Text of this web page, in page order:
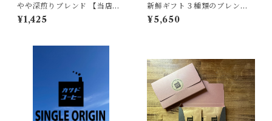
やや深煎りブレンド 【当店の
定番ブレンド,苦味,コク,甘味】
150g~
¥1,425
新鮮ギフト３種類のブレンド
とシングルオリジンのドリッ
プバッグ20pcs
¥5,650